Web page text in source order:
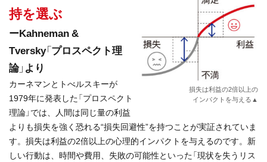
損失は利益の2倍以上の
インパクトを与える▲
持を選ぶ
ーKahneman &
Tversky「プロスペクト理
論」より
カーネマンとトべルスキーが
1979年に発表した「プロスペクト
理論」では、人間は同じ量の利益
よりも損失を強く恐れる“損失回避性”を持つことが実証されていま
す。損失は利益の2倍以上の心理的インパクトを与えるのです。新
しい行動は、時間や費用、失敗の可能性といった「現状を失うリス